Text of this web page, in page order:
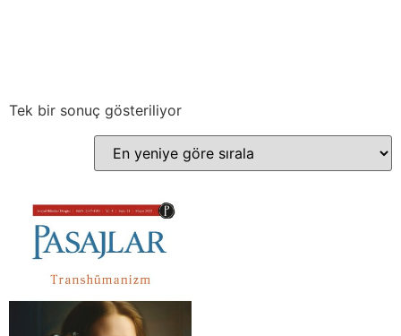
Tek bir sonuç gösteriliyor